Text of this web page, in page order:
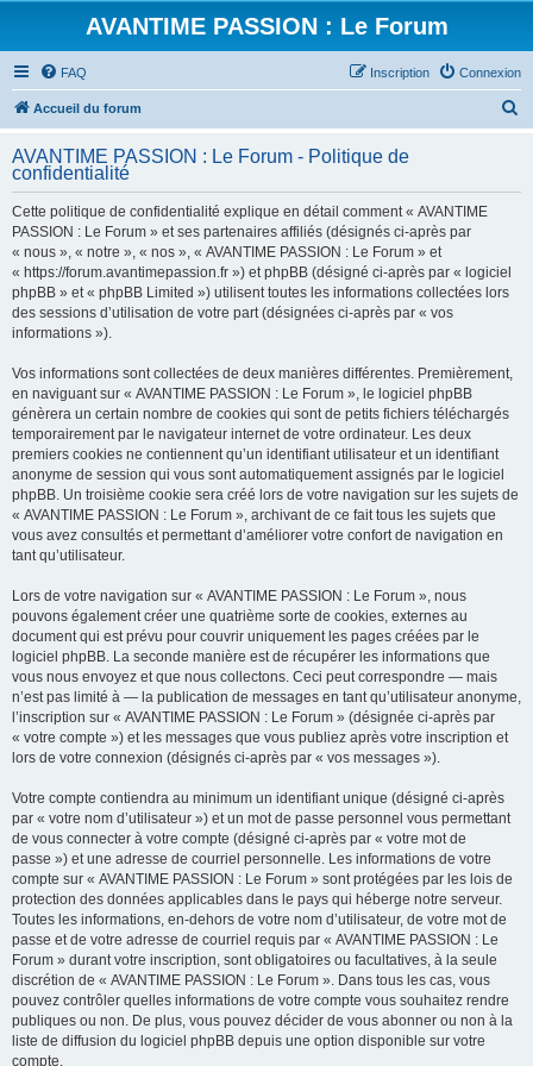
AVANTIME PASSION : Le Forum
FAQ Connexion
Inscription
Accueil du forum
h
AVANTIME PASSION : Le Forum - Politique de
confidentialité
Cette politique de confidentialité explique en détail comment « AVANTIME
PASSION : Le Forum » et ses partenaires affiliés (désignés ci-après par
« nous », « notre », « nos », « AVANTIME PASSION : Le Forum » et
« https://forum.avantimepassion.fr ») et phpBB (désigné ci-après par « logiciel
phpBB » et « phpBB Limited ») utilisent toutes les informations collectées lors
des sessions d’utilisation de votre part (désignées ci-après par « vos
informations »).
Vos informations sont collectées de deux manières différentes. Premièrement,
en naviguant sur « AVANTIME PASSION : Le Forum », le logiciel phpBB
génèrera un certain nombre de cookies qui sont de petits fichiers téléchargés
temporairement par le navigateur internet de votre ordinateur. Les deux
premiers cookies ne contiennent qu’un identifiant utilisateur et un identifiant
anonyme de session qui vous sont automatiquement assignés par le logiciel
phpBB. Un troisième cookie sera créé lors de votre navigation sur les sujets de
« AVANTIME PASSION : Le Forum », archivant de ce fait tous les sujets que
vous avez consultés et permettant d’améliorer votre confort de navigation en
tant qu’utilisateur.
Lors de votre navigation sur « AVANTIME PASSION : Le Forum », nous
pouvons également créer une quatrième sorte de cookies, externes au
document qui est prévu pour couvrir uniquement les pages créées par le
logiciel phpBB. La seconde manière est de récupérer les informations que
vous nous envoyez et que nous collectons. Ceci peut correspondre — mais
n’est pas limité à — la publication de messages en tant qu’utilisateur anonyme,
l’inscription sur « AVANTIME PASSION : Le Forum » (désignée ci-après par
« votre compte ») et les messages que vous publiez après votre inscription et
lors de votre connexion (désignés ci-après par « vos messages »).
Votre compte contiendra au minimum un identifiant unique (désigné ci-après
par « votre nom d’utilisateur ») et un mot de passe personnel vous permettant
de vous connecter à votre compte (désigné ci-après par « votre mot de
passe ») et une adresse de courriel personnelle. Les informations de votre
compte sur « AVANTIME PASSION : Le Forum » sont protégées par les lois de
protection des données applicables dans le pays qui héberge notre serveur.
Toutes les informations, en-dehors de votre nom d’utilisateur, de votre mot de
passe et de votre adresse de courriel requis par « AVANTIME PASSION : Le
Forum » durant votre inscription, sont obligatoires ou facultatives, à la seule
discrétion de « AVANTIME PASSION : Le Forum ». Dans tous les cas, vous
pouvez contrôler quelles informations de votre compte vous souhaitez rendre
publiques ou non. De plus, vous pouvez décider de vous abonner ou non à la
liste de diffusion du logiciel phpBB depuis une option disponible sur votre
compte.